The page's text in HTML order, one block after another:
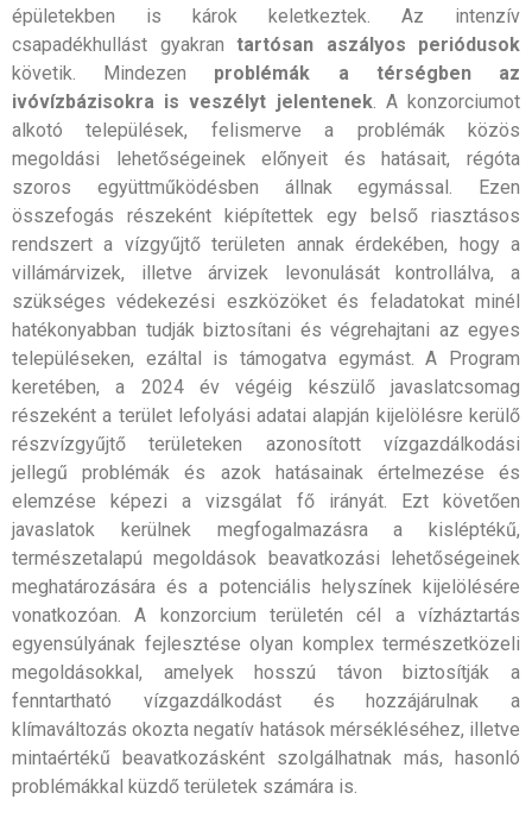
épületekben is károk keletkeztek. Az intenzív
csapadékhullást gyakran tartósan aszályos periódusok
követik. Mindezen problémák a térségben az
ivóvízbázisokra is veszélyt jelentenek. A konzorciumot
alkotó települések, felismerve a problémák közös
megoldási lehetőségeinek előnyeit és hatásait, régóta
szoros együttműködésben állnak egymással. Ezen
összefogás részeként kiépítettek egy belső riasztásos
rendszert a vízgyűjtő területen annak érdekében, hogy a
villámárvizek, illetve árvizek levonulását kontrollálva, a
szükséges védekezési eszközöket és feladatokat minél
hatékonyabban tudják biztosítani és végrehajtani az egyes
településeken, ezáltal is támogatva egymást. A Program
keretében, a 2024 év végéig készülő javaslatcsomag
részeként a terület lefolyási adatai alapján kijelölésre kerülő
részvízgyűjtő területeken azonosított vízgazdálkodási
jellegű problémák és azok hatásainak értelmezése és
elemzése képezi a vizsgálat fő irányát. Ezt követően
javaslatok kerülnek megfogalmazásra a kisléptékű,
természetalapú megoldások beavatkozási lehetőségeinek
meghatározására és a potenciális helyszínek kijelölésére
vonatkozóan. A konzorcium területén cél a vízháztartás
egyensúlyának fejlesztése olyan komplex természetközeli
megoldásokkal, amelyek hosszú távon biztosítják a
fenntartható vízgazdálkodást és hozzájárulnak a
klímaváltozás okozta negatív hatások mérsékléséhez, illetve
mintaértékű beavatkozásként szolgálhatnak más, hasonló
problémákkal küzdő területek számára is.